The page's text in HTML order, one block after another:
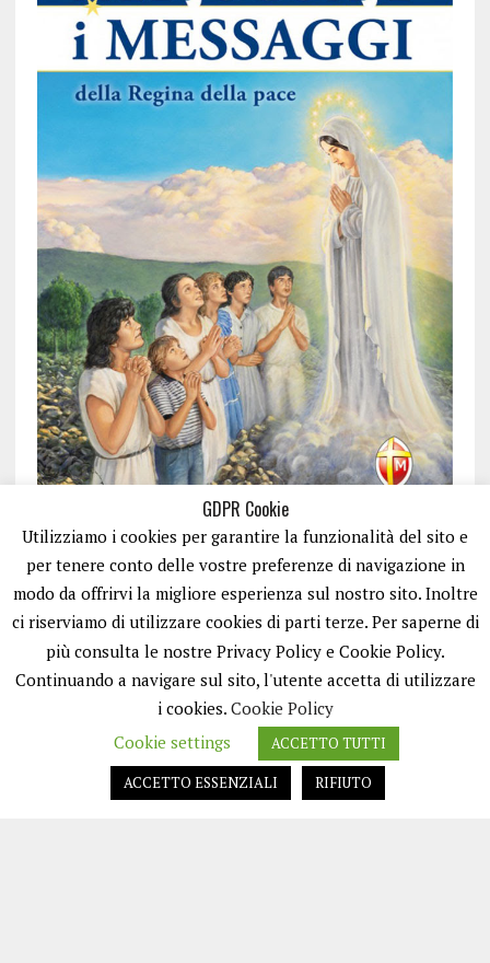
ISCRIVITI
GDPR Cookie
Utilizziamo i cookies per garantire la funzionalità del sito e
per tenere conto delle vostre preferenze di navigazione in
modo da offrirvi la migliore esperienza sul nostro sito. Inoltre
ci riserviamo di utilizzare cookies di parti terze. Per saperne di
più consulta le nostre Privacy Policy e Cookie Policy.
Continuando a navigare sul sito, l'utente accetta di utilizzare
i cookies. Cookie Policy
Cookie settings
ACCETTO TUTTI
ACCETTO ESSENZIALI
RIFIUTO